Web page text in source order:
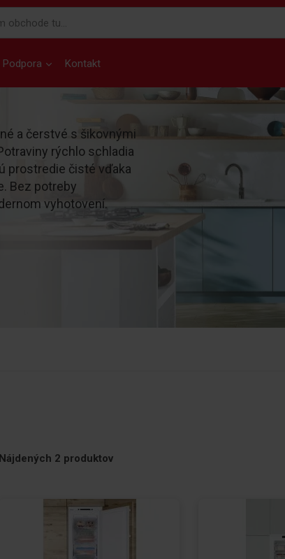
Podpora Kontakt
a čerstvé s šikovnými
rýchlo schladia
prostredie čisté vďaka
Bez potreby
vyhotovení.
Nájdených 2 produktov